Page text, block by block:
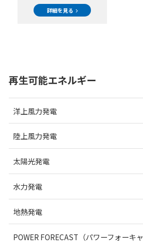
詳細を見る
再生可能エネルギー
洋上風力発電
陸上風力発電
太陽光発電
水力発電
地熱発電
POWER FORECAST（パワーフォーキャ